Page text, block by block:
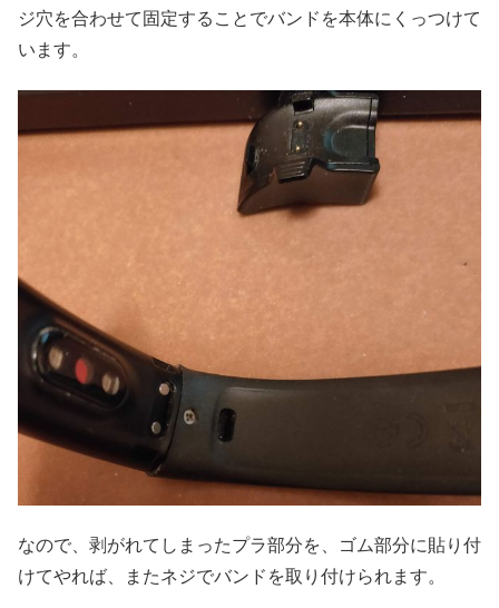
ジ穴を合わせて固定することでバンドを本体にくっつけて
います。
なので、剥がれてしまったプラ部分を、ゴム部分に貼り付
けてやれば、またネジでバンドを取り付けられます。